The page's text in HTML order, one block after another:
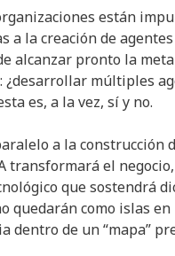
están
a la creación de
alcanzar pronto la meta
¿desarrollar múltiples
es, a la vez, sí y no.
a la construcción
transformará el
que sostendrá
quedarán como islas
dentro de un “mapa”